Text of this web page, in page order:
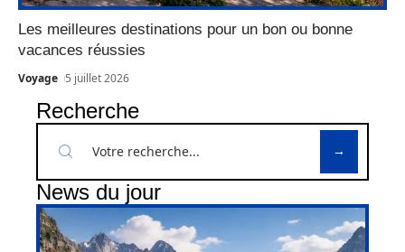
Les meilleures destinations pour un bon ou bonne
vacances réussies
Voyage 5 juillet 2026
Recherche
News du jour